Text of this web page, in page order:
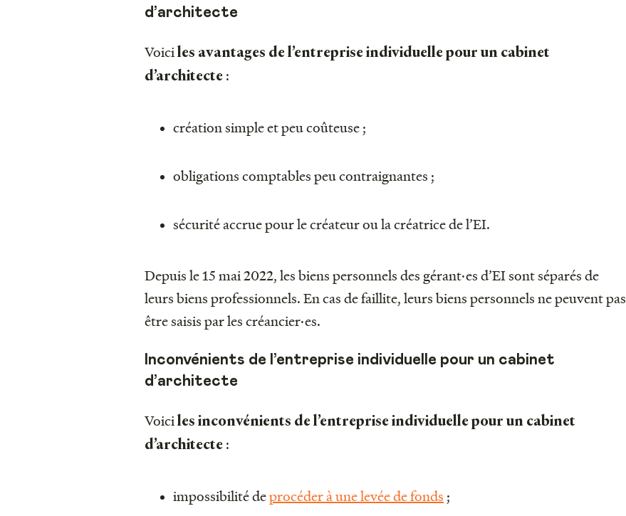
d’architecte
Voiciles avantages de l’entreprise individuelle pour un cabinet
d’architecte :
création simple et peu coûteuse ;
obligations comptables peu contraignantes ;
sécurité accrue pour le créateur ou la créatrice de l’EI.
Depuis le 15 mai 2022, les biens personnels des gérant·es d’EI sont séparés de
leurs biens professionnels. En cas de faillite, leurs biens personnels ne peuvent pas
être saisis par les créancier·es.
Inconvénients de l’entreprise individuelle pour un cabinet
d’architecte
Voiciles inconvénients de l’entreprise individuelle pour un cabinet
d’architecte :
impossibilité deprocéder à une levée de fonds ;